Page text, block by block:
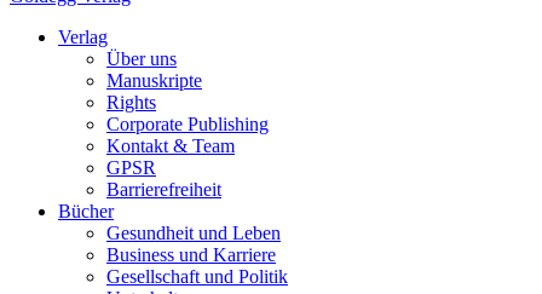
Verlag
Über uns
Manuskripte
Rights
Corporate Publishing
Kontakt & Team
GPSR
Barrierefreiheit
Bücher
Gesundheit und Leben
Business und Karriere
Gesellschaft und Politik